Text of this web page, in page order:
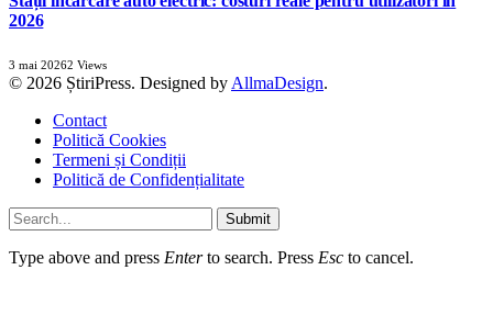
2026
3 mai 20262 Views
© 2026 ȘtiriPress. Designed by AllmaDesign.
Contact
Politică Cookies
Termeni și Condiții
Politică de Confidențialitate
Submit
Type above and press Enterto search. Press Esc to cancel.